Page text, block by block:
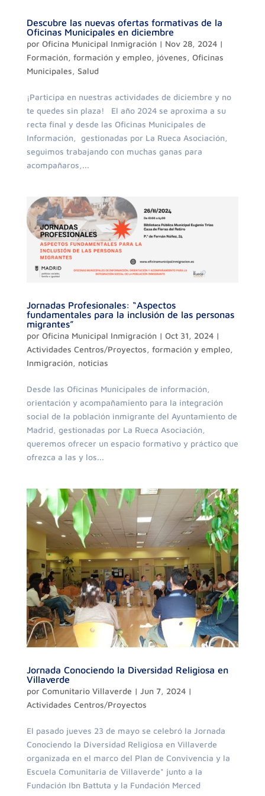
Descubre las nuevas ofertas formativas de la
Oficinas Municipales en diciembre
por Oficina Municipal Inmigración| Nov 28, 2024|
Formación, formación y empleo, jóvenes, Oficinas
Municipales, Salud
¡Participa en nuestras actividades de diciembre y no
te quedes sin plaza! El año 2024 se aproxima a su
recta final y desde las Oficinas Municipales de
Información, gestionadas por La Rueca Asociación,
seguimos trabajando con muchas ganas para
acompañaros,...
Jornadas Profesionales: “Aspectos
fundamentales para la inclusión de las personas
migrantes”
por Oficina Municipal Inmigración| Oct 31, 2024|
Actividades Centros/Proyectos, formación y empleo,
Inmigración, noticias
Desde las Oficinas Municipales de información,
orientación y acompañamiento para la integración
social de la población inmigrante del Ayuntamiento de
Madrid, gestionadas por La Rueca Asociación,
queremos ofrecer un espacio formativo y práctico que
ofrezca a las y los...
Jornada Conociendo la Diversidad Religiosa en
Villaverde
por Comunitario Villaverde | Jun 7, 2024|
Actividades Centros/Proyectos
El pasado jueves 23 de mayo se celebró la Jornada
Conociendo la Diversidad Religiosa en Villaverde
organizada en el marco del Plan de Convivencia y la
Escuela Comunitaria de Villaverde* junto a la
Fundación Ibn Battuta y la Fundación Merced